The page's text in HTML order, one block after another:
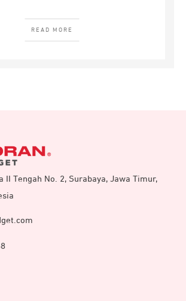
READ MORE
II Tengah No. 2, Surabaya, Jawa Timur,